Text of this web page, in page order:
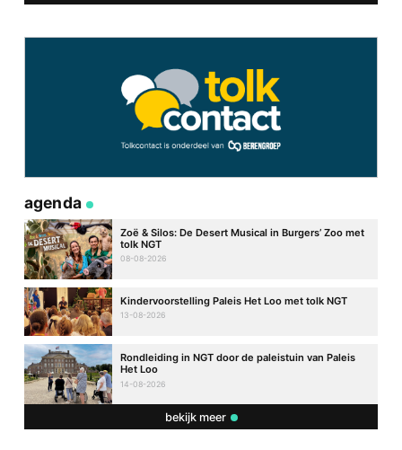
agenda
Zoë & Silos: De Desert Musical in Burgers’ Zoo met
tolk NGT
08-08-2026
Kindervoorstelling Paleis Het Loo met tolk NGT
13-08-2026
Rondleiding in NGT door de paleistuin van Paleis
Het Loo
14-08-2026
bekijk meer